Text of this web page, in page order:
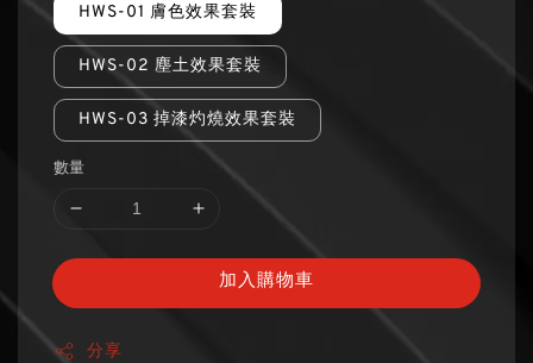
HWS-01 膚色效果套裝
HWS-02 塵土效果套裝
HWS-03 掉漆灼燒效果套裝
數量
加入購物車
分享